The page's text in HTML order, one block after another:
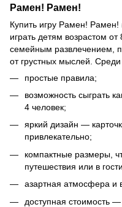
Рамен! Рамен!
Купить игру Рамен!
играть детям возрастом
семейным развлечением,
от грустных мыслей. Среди
простые правила;
возможность сыграть
4 человек;
яркий дизайн —
привлекательно;
компактные размеры,
путешествия или в
азартная атмосфера и
доступная стоимость